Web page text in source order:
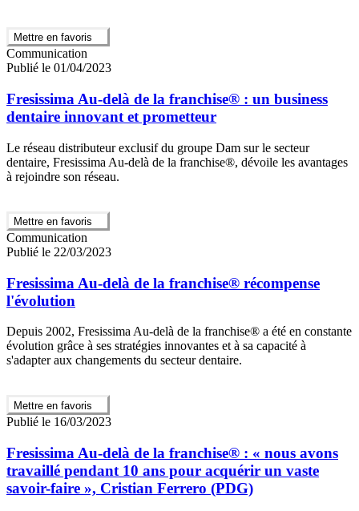
Mettre en favoris
Communication
Publié le 01/04/2023
Fresissima Au-delà de la franchise® : un business
dentaire innovant et prometteur
Le réseau distributeur exclusif du groupe Dam sur le secteur
dentaire, Fresissima Au-delà de la franchise®, dévoile les avantages
à rejoindre son réseau.
Mettre en favoris
Communication
Publié le 22/03/2023
Fresissima Au-delà de la franchise® récompense
l'évolution
Depuis 2002, Fresissima Au-delà de la franchise® a été en constante
évolution grâce à ses stratégies innovantes et à sa capacité à
s'adapter aux changements du secteur dentaire.
Mettre en favoris
Publié le 16/03/2023
Fresissima Au-delà de la franchise® : « nous avons
travaillé pendant 10 ans pour acquérir un vaste
savoir-faire », Cristian Ferrero (PDG)